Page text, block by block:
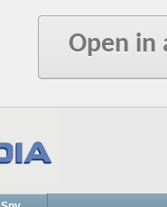
Open in